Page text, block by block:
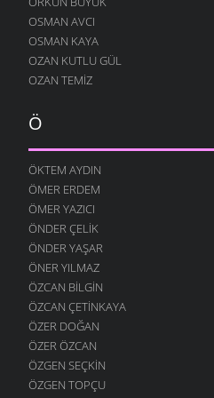
HEP SEN GELIRSIN
11 ARALIK 2007
SARHOŞ OLMUŞ
7 ARALIK 2007
ÇOK SEVERIM
29 KASIM 2007
29 KASIM 2007
GERI ÇEVIRMIŞ
27 KASIM 2007
GÜNEŞ ÇALMIŞ
24 KASIM 2007
YÜZ BULAMADIM
15 KASIM 2007
DÖNMÜŞSÜN
11 KASIM 2007
KIM ÜZDÜ SENI ?
OSMAN AVCI
OSMAN KAYA
OZAN KUTLU GÜL
OZAN TEMIZ
Ö
ÖKTEM AYDIN
ÖMER ERDEM
ÖMER YAZICI
ÖNDER ÇELIK
ÖNDER YAŞAR
ÖNER YILMAZ
ÖZCAN BILGIN
ÖZCAN ÇETINKAYA
ÖZER DOĞAN
ÖZER ÖZCAN
ÖZGEN SEÇKIN
ÖZGEN TOPÇU